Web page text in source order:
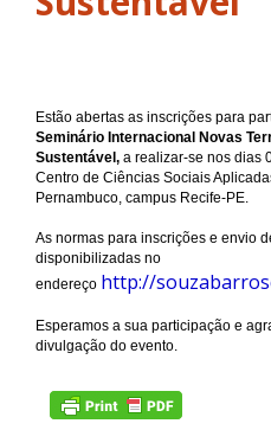
Estão abertas as inscrições para
Seminário Internacional Novas
Sustentável, a realizar-se nos dias
Centro de Ciências Sociais
Pernambuco, campus Recife-PE.
As normas para inscrições e envio
disponibilizadas no
endereço http://
Esperamos a sua participação e
divulgação do evento.